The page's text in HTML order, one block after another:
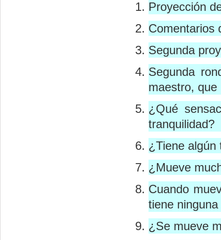
Proyección
Comentarios
Segunda
Segunda
maestro,
¿Qué
tranquilidad?
¿Tiene algún
¿Mueve
Cuando
tiene
¿Se mueve